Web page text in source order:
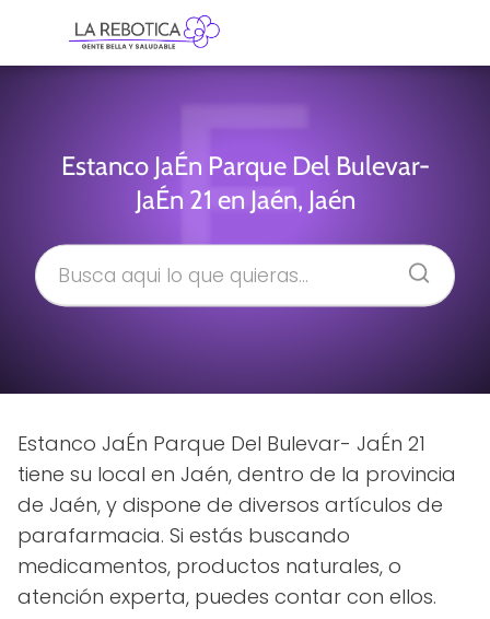
Estanco JaÉn Parque Del Bulevar-
JaÉn 21 en Jaén, Jaén
Estanco JaÉn Parque Del Bulevar- JaÉn 21
tiene su local en Jaén, dentro de la provincia
de Jaén, y dispone de diversos artículos de
parafarmacia. Si estás buscando
medicamentos, productos naturales, o
atención experta, puedes contar con ellos.